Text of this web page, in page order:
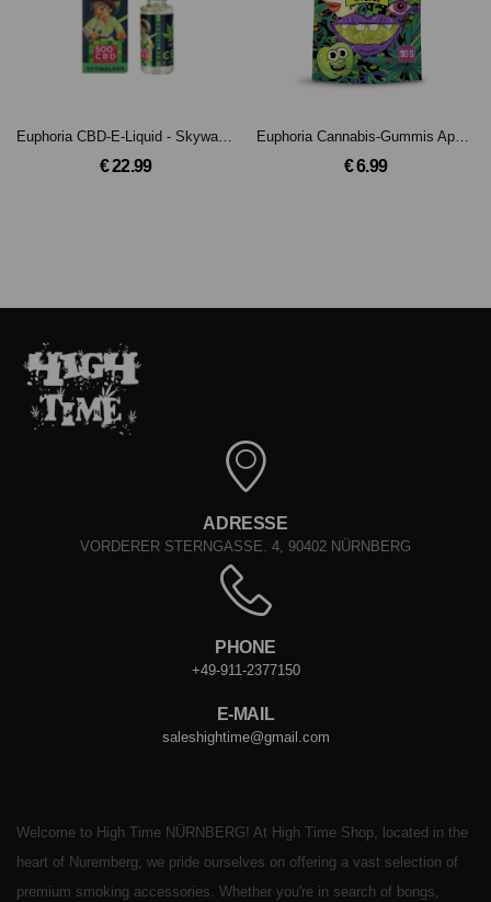
€ 22.99 € 6.99
ADRESSE
VORDERER STERNGASSE. 4, 90402 NÜRNBERG
PHONE
+49-911-2377150
E-MAIL
saleshightime@gmail.com
Welcome to High Time NÜRNBERG! At High Time Shop, located in the
heart of Nuremberg, we pride ourselves on offering a vast selection of
premium smoking accessories. Whether you're in search of bongs,